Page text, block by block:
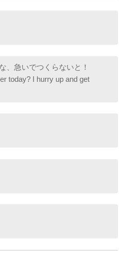
、急いでつくらないと！
today? I hurry up and get